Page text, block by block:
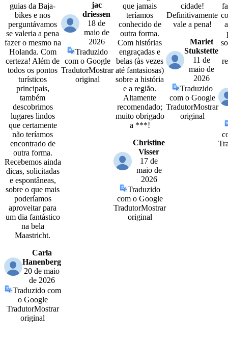
guias da Baja-
bikes e nos
perguntávamos
se valeria a pena
fazer o mesmo na
Holanda. Com
certeza! Além de
todos os pontos
turísticos
principais,
também
descobrimos
lugares lindos
que certamente
não teríamos
encontrado de
outra forma.
Recebemos ainda
dicas, solicitadas
e espontâneas,
sobre o que mais
poderíamos
aproveitar para
um dia fantástico
na bela
Maastricht.
Carla
Hanenberg
20 de maio
de 2026
Traduzido com
o Google
TradutorMostrar
original
jac
driessen
18 de
maio de
2026
Traduzido
com o Google
TradutorMostrar
original
que jamais
teríamos
conhecido de
outra forma.
Com histórias
engraçadas e
belas (às vezes
até fantasiosas)
sobre a história
e a região.
Altamente
recomendado;
muito obrigado
a ***!
Christine
Visser
17 de
maio de
2026
Traduzido
com o Google
TradutorMostrar
original
cidade!
Definitivamente
vale a pena!
Mariet
Stukstette
11 de
maio de
2026
Traduzido
com o Google
TradutorMostrar
original